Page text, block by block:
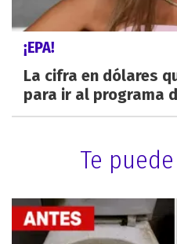
¡EPA!
La cifra en dólares
para ir al programa
Te